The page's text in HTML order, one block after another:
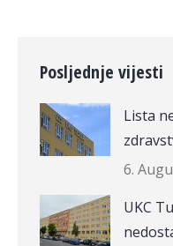
Posljednje vijesti
Lista
6.
UKC